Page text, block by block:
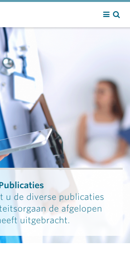
u de diverse publicaties
de afgelopen
uitgebracht.